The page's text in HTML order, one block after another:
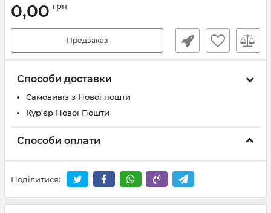
0,00 грн
Предзаказ
Способи доставки
Самовивіз з Нової пошти
Кур'єр Нової Пошти
Способи оплати
Поділитися: